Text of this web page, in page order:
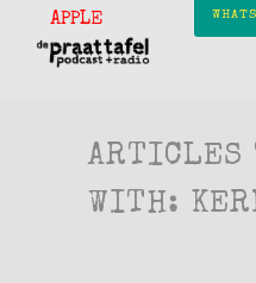
APPLE
ARTICLES
WITH: